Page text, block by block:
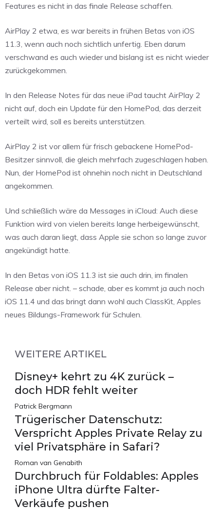
Features es nicht in das finale Release schaffen.
AirPlay 2 etwa, es war bereits in frühen Betas von iOS
11.3, wenn auch noch sichtlich unfertig. Eben darum
verschwand es auch wieder und bislang ist es nicht wieder
zurückgekommen.
In den Release Notes für das neue iPad taucht AirPlay 2
nicht auf, doch ein Update für den HomePod, das derzeit
verteilt wird, soll es bereits unterstützen.
AirPlay 2 ist vor allem für frisch gebackene HomePod-
Besitzer sinnvoll, die gleich mehrfach zugeschlagen haben.
Nun, der HomePod ist ohnehin noch nicht in Deutschland
angekommen.
Und schließlich wäre da Messages in iCloud: Auch diese
Funktion wird von vielen bereits lange herbeigewünscht,
was auch daran liegt, dass Apple sie schon so lange zuvor
angekündigt hatte.
In den Betas von iOS 11.3 ist sie auch drin, im finalen
Release aber nicht. – schade, aber es kommt ja auch noch
iOS 11.4 und das bringt dann wohl auch ClassKit, Apples
neues Bildungs-Framework für Schulen.
WEITERE ARTIKEL
Disney+ kehrt zu 4K zurück –
doch HDR fehlt weiter
Patrick Bergmann
Trügerischer Datenschutz:
Verspricht Apples Private Relay zu
viel Privatsphäre in Safari?
Roman van Genabith
Durchbruch für Foldables: Apples
iPhone Ultra dürfte Falter-
Verkäufe pushen